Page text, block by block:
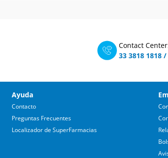
Contact
33 3818 1818 /
Ayuda
Contacto
Preguntas Frecuentes
Localizador de SuperFarmacias